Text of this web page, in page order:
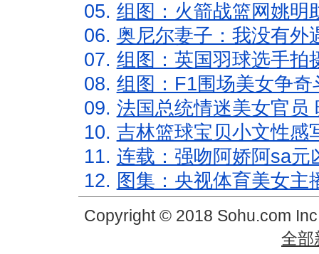
05. 组图：火箭战篮网姚明
06. 奥尼尔妻子：我没有外
07. 组图：英国羽球选手拍
08. 组图：F1围场美女争
09. 法国总统情迷美女官员
10. 吉林篮球宝贝小文性感
11. 连载：强吻阿娇阿sa元
12. 图集：央视体育美女主
Copyright © 2018 Sohu.com
全部